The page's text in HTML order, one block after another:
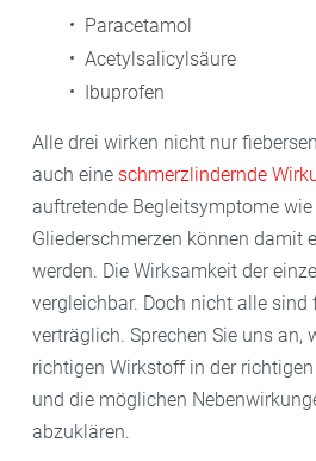
Paracetamol
Acetylsalicylsäure
Ibuprofen
Alle drei wirken nicht nur
auch eine schmerzlindernde
auftretende Begleitsymptome
Gliederschmerzen können damit
werden. Die Wirksamkeit der
vergleichbar. Doch nicht alle sind
verträglich. Sprechen Sie uns an,
richtigen Wirkstoff in der
und die möglichen
abzuklären.